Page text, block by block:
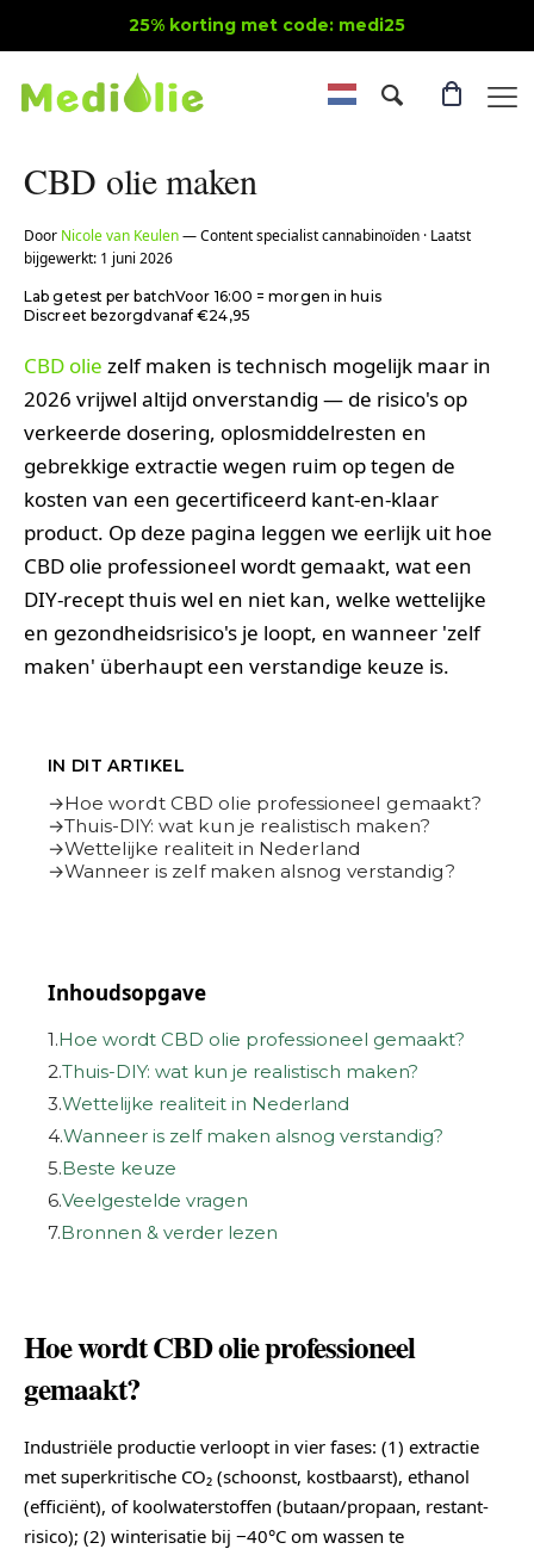
25% korting met code: medi25
CBD olie maken
Door Nicole van Keulen— Content specialist cannabinoïden · Laatst
bijgewerkt: 1 juni 2026
Lab getest per batchVoor 16:00 = morgen in huis
Discreet bezorgd vanaf €24,95
CBD olie zelf maken is technisch mogelijk maar in
2026 vrijwel altijd onverstandig — de risico's op
verkeerde dosering, oplosmiddelresten en
gebrekkige extractie wegen ruim op tegen de
kosten van een gecertificeerd kant-en-klaar
product. Op deze pagina leggen we eerlijk uit hoe
CBD olie professioneel wordt gemaakt, wat een
DIY-recept thuis wel en niet kan, welke wettelijke
en gezondheidsrisico's je loopt, en wanneer 'zelf
maken' überhaupt een verstandige keuze is.
IN DIT ARTIKEL
Hoe wordt CBD olie professioneel gemaakt?
Thuis-DIY: wat kun je realistisch maken?
Wettelijke realiteit in Nederland
Wanneer is zelf maken alsnog verstandig?
Inhoudsopgave
1.Hoe wordt CBD olie professioneel gemaakt?
2.Thuis-DIY: wat kun je realistisch maken?
3.Wettelijke realiteit in Nederland
4.Wanneer is zelf maken alsnog verstandig?
5.Beste keuze
6.Veelgestelde vragen
7.Bronnen & verder lezen
Hoe wordt CBD olie professioneel
gemaakt?
Industriële productie verloopt in vier fases: (1) extractie
met superkritische CO₂ (schoonst, kostbaarst), ethanol
(efficiënt), of koolwaterstoffen (butaan/propaan, restant-
risico); (2) winterisatie bij −40°C om wassen te